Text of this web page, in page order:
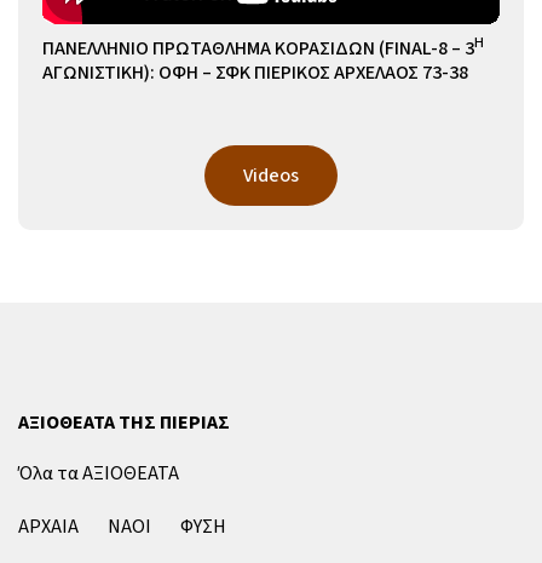
ΠΑΝΕΛΛΗΝΙΟ ΠΡΩΤΑΘΛΗΜΑ ΚΟΡΑΣΙΔΩΝ (FINAL-8 – 3Η
ΑΓΩΝΙΣΤΙΚΗ): ΟΦΗ – ΣΦΚ ΠΙΕΡΙΚΟΣ ΑΡΧΕΛΑΟΣ 73-38
Videos
ΑΞΙΟΘΕΑΤΑ ΤΗΣ ΠΙΕΡΙΑΣ
Όλα τα ΑΞΙΟΘΕΑΤΑ
ΑΡΧΑΙΑ
ΝΑΟΙ ΦΥΣΗ